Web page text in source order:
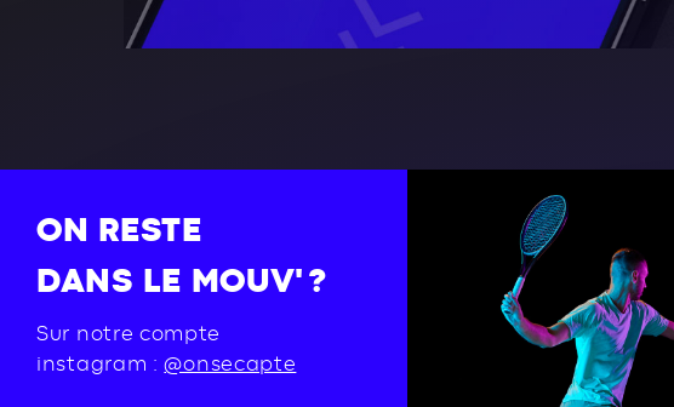
ON RESTE
DANS LE MOUV' ?
Sur notre compte
instagram :@onsecapte